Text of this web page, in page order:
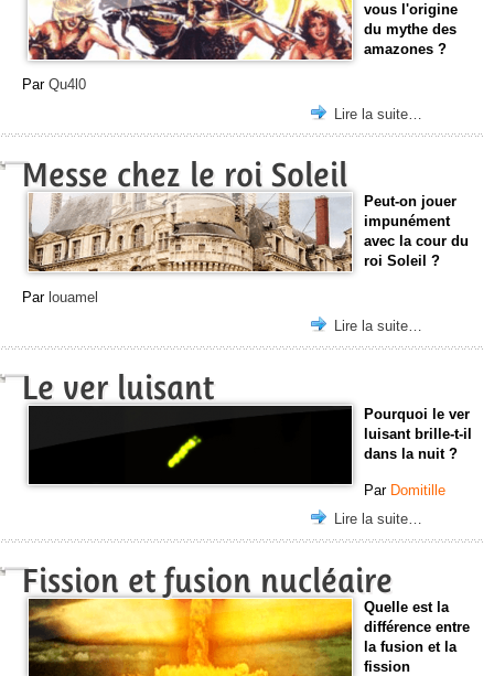
vous l'origine
du mythe des
amazones ?
Par Qu4l0
Lire la suite…
Messe chez le roi Soleil
Peut-on jouer
impunément
avec la cour du
roi Soleil ?
Par louamel
Lire la suite…
Le ver luisant
Pourquoi le ver
luisant brille-t-il
dans la nuit ?
Par Domitille
Lire la suite…
Fission et fusion nucléaire
Quelle est la
différence entre
la fusion et la
fission